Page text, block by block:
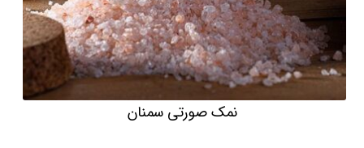
نمک صورتی سمنان